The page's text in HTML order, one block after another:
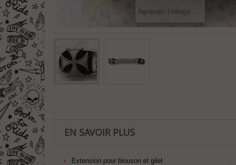
Agrandir l'image
EN SAVOIR PLUS
Extension pour blouson et gilet